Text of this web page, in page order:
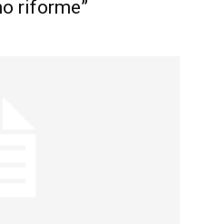
riforme”